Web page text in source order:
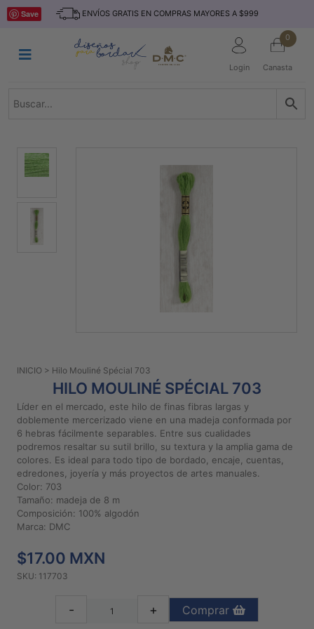
Saltar
ENVÍOS GRATIS EN COMPRAS MAYORES A $999
Login
0
Canasta
INICIO
TEJIDO
TELAS
MARCAS
NOVEDADES
Preguntas
Aviso De
Privacidad
Políticas
Compra
Diseños
Save
INICIO > Hilo Mouliné Spécial 703
HILO MOULINÉ SPÉCIAL 703
Líder en el mercado, este hilo de finas fibras largas y
doblemente mercerizado viene en una madeja conformada por
6 hebras fácilmente separables. Entre sus cualidades
podremos resaltar su sutil brillo, su textura y la amplia gama de
colores. Es ideal para todo tipo de bordado, encaje, cuentas,
edredones, joyería y más proyectos de artes manuales.
Color: 703
Tamaño: madeja de 8 m
Composición: 100% algodón
Marca: DMC
$17.00 MXN
SKU: 117703
- + Comprar